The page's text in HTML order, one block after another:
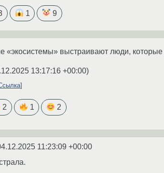
1 9
«экосистемы» выстраивают люди,
13:17:16 +00:00)
2 1 2
11:23:09 +00:00